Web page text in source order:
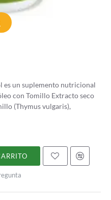
es un suplemento nutricional
(Thymus vulgaris),